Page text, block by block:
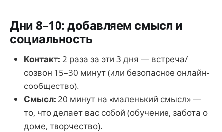
Дни 8–10: добавляем смысл и
социальность
Контакт: 2 раза за эти 3 дня — встреча/
созвон 15–30 минут (или безопасное онлайн-
сообщество).
Смысл: 20 минут на «маленький смысл» —
то, что делает вас собой (обучение, забота о
доме, творчество).